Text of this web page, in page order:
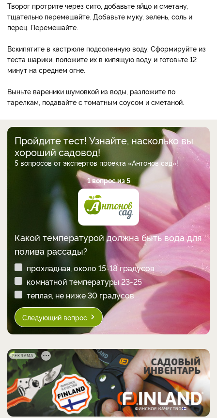
Творог протрите через сито, добавьте яйцо и сметану,
тщательно перемешайте. Добавьте муку, зелень, соль и
перец. Перемешайте.
Вскипятите в кастрюле подсоленную воду. Сформируйте из
теста шарики, положите их в кипящую воду и готовьте 12
минут на среднем огне.
Выньте вареники шумовкой из воды, разложите по
тарелкам, подавайте с томатным соусом и сметаной.
Пройдите тест! Узнайте, насколько вы
хороший садовод!
5 вопросов от экспертов проекта «Антонов сад»!
1 вопрос из 5
Какой температурой должна быть вода для
полива рассады?
прохладная, около 15-18 градусов
комнатной температуры 23-25
теплая, не ниже 30 градусов
Следующий вопрос
РЕКЛАМА